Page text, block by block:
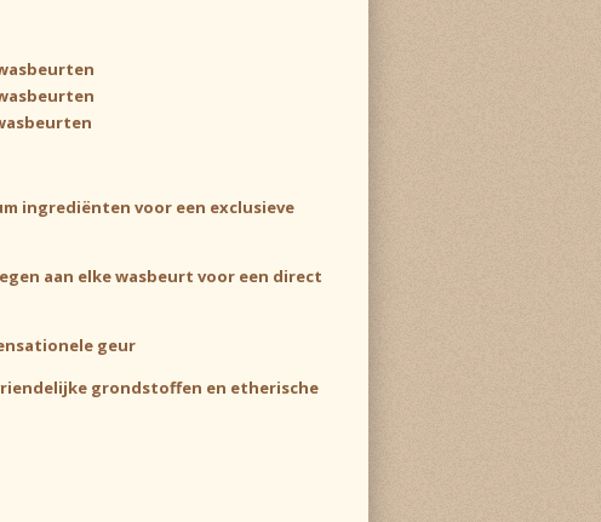
ingrediënten voor een exclusieve
aan elke wasbeurt voor een direct
geur
grondstoffen en etherische